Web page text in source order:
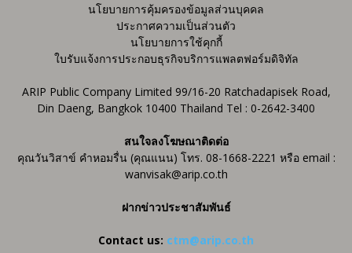
นโยบายการคุ้มครองข้อมูลส่วนบุคคล
ประกาศความเป็นส่วนตัว
นโยบายการใช้คุกกี้
ใบรับแจ้งการประกอบธุรกิจบริการแพลตฟอร์มดิจิทัล
ARIP Public Company Limited 99/16-20 Ratchadapisek Road,
Din Daeng, Bangkok 10400 Thailand Tel : 0-2642-3400
สนใจลงโฆษณาติดต่อ
คุณวันวิสาข์ คำหอมรื่น (คุณแนน) โทร. 08-1668-2221 หรือ email :
wanvisak@arip.co.th
ฝากข่าวประชาสัมพันธ์
Contact us: ctm@arip.co.th